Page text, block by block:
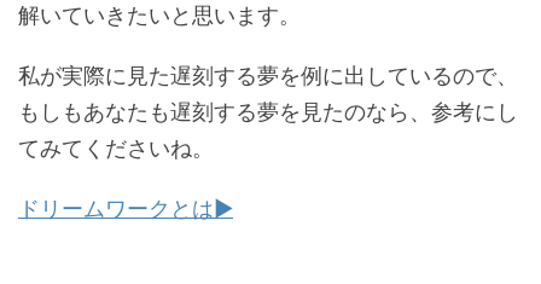
解いていきたいと思います。
私が実際に見た遅刻する夢を例に出しているので、
もしもあなたも遅刻する夢を見たのなら、参考にし
てみてくださいね。
ドリームワークとは▶︎